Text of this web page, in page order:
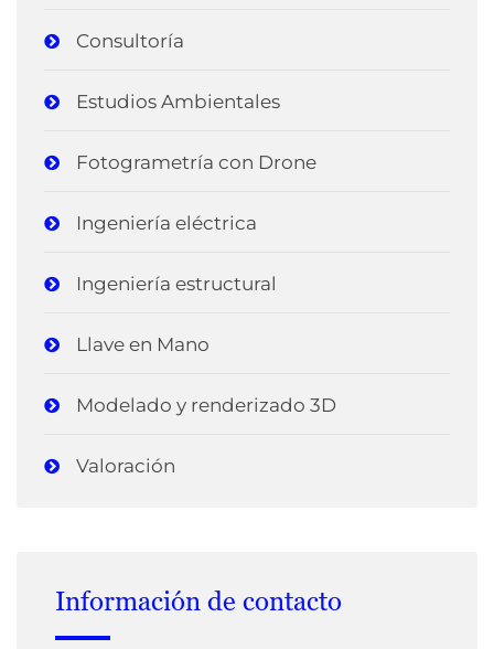
Consultoría
Estudios Ambientales
Fotogrametría con Drone
Ingeniería eléctrica
Ingeniería estructural
Llave en Mano
Modelado y renderizado 3D
Valoración
Información de contacto